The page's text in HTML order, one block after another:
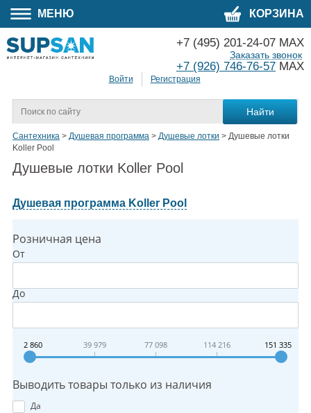
МЕНЮ КОРЗИНА
Войти Регистрация
+7 (495) 201-24-07 MAX
+7 (926) 746-76-57 MAX
Заказать звонок
Сантехника > Душевая программа > Душевые лотки > Душевые лотки
Koller Pool
Душевые лотки Koller Pool
Душевая программа Koller Pool
Розничная цена
От
До
2 860 39 979 77 098 114 216 151 335
Выводить товары только из наличия
Да